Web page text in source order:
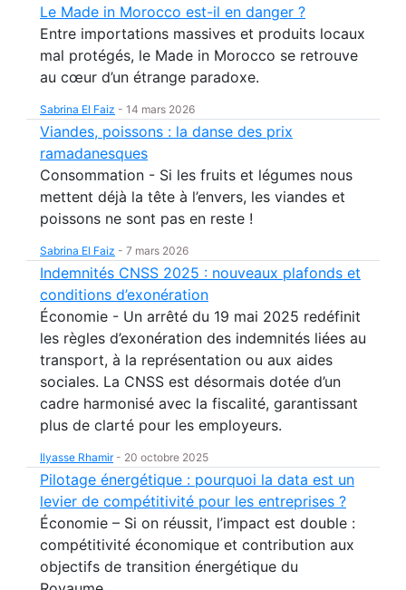
Le Made in Morocco est-il en danger ?
Entre importations massives et produits locaux
mal protégés, le Made in Morocco se retrouve
au cœur d’un étrange paradoxe.
Sabrina El Faiz - 14 mars 2026
Viandes, poissons : la danse des prix
ramadanesques
Consommation - Si les fruits et légumes nous
mettent déjà la tête à l’envers, les viandes et
poissons ne sont pas en reste !
Sabrina El Faiz - 7 mars 2026
Indemnités CNSS 2025 : nouveaux plafonds et
conditions d’exonération
Économie - Un arrêté du 19 mai 2025 redéfinit
les règles d’exonération des indemnités liées au
transport, à la représentation ou aux aides
sociales. La CNSS est désormais dotée d’un
cadre harmonisé avec la fiscalité, garantissant
plus de clarté pour les employeurs.
Ilyasse Rhamir- 20 octobre 2025
Pilotage énergétique : pourquoi la data est un
levier de compétitivité pour les entreprises ?
Économie – Si on réussit, l’impact est double :
compétitivité économique et contribution aux
objectifs de transition énergétique du